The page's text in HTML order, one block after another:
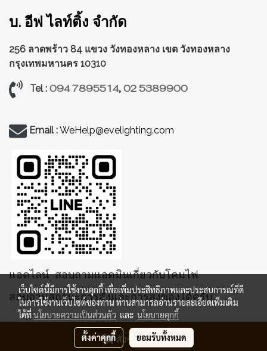
สั่งซื้อสินค้า
บ. อีฟ ไลท์ติ้ง จำกัด
256 ลาดพร้าว 84 แขวง วังทองหลาง เขต วังทองหลาง
กรุงเทพมหานคร 10310
Tel : 094 7895514,02 5389900
Email :WeHelp@evelighting.com
แอดไลน์ สอบถามแอดมินเกี่ยวกับโคมไฟ
สอบถามสถานะการสั่งและการส่งของได้ครับ
เว็บไซต์นี้มีการใช้งานคุกกี้ เพื่อเพิ่มประสิทธิภาพและประสบการณ์ที่ดี
ในการใช้งานเว็บไซต์ของท่าน ท่านสามารถอ่านรายละเอียดเพิ่มเติม
ได้ที่นโยบายความเป็นส่วนตัว และ นโยบายคุกกี้
ตั้งค่าคุกกี้ ยอมรับทั้งหมด